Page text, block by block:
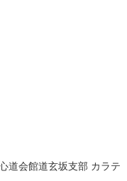
道会館道玄坂支部 カラテ